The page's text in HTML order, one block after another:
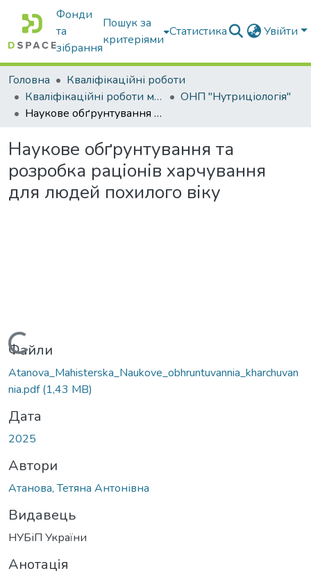
Фонди
та
зібрання
Пошук за
критеріями
Статистика Увійти
Головна
Кваліфікаційні роботи
Кваліфікаційні роботи магістрів
ОНП "Нутриціологія"
Наукове обґрунтування та розробка раціонів харчування для людей похилого віку
Наукове обґрунтування та
розробка раціонів харчування
для людей похилого віку
Вантажиться...
Файли
Atanova_Mahisterska_Naukove_obhruntuvannia_kharchuvan
nia.pdf(1,43 MB)
Дата
2025
Автори
Атанова, Тетяна Антонівна
Видавець
НУБіП України
Анотація